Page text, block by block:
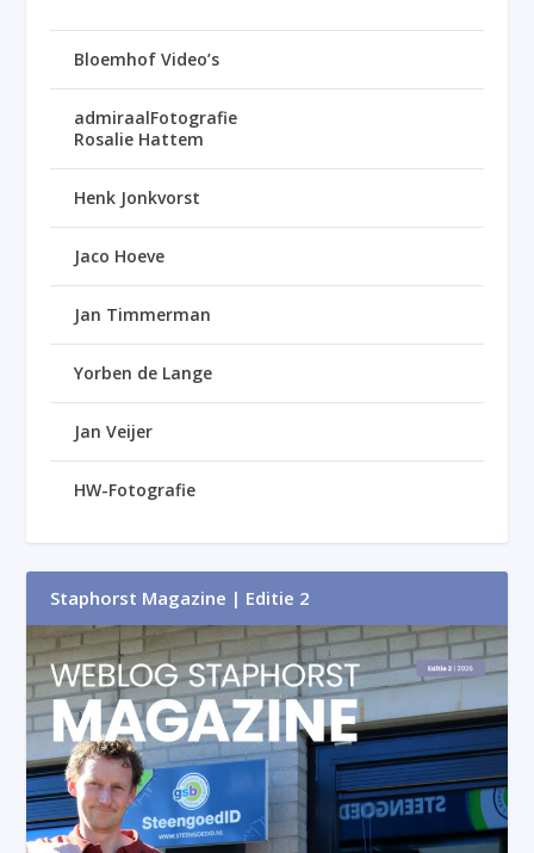
Bloemhof Video’s
admiraalFotografie
Rosalie Hattem
Henk Jonkvorst
Jaco Hoeve
Jan Timmerman
Yorben de Lange
Jan Veijer
HW-Fotografie
Staphorst Magazine | Editie 2